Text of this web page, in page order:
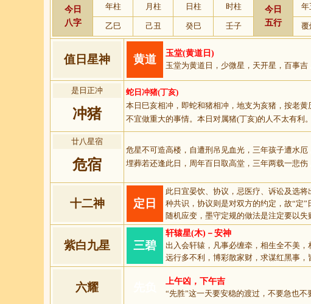
今日
八字
年柱 月柱 日柱 时柱
今日
五行
年
乙巳 己丑 癸巳 壬子 覆
值日星神 黄道
玉堂(黄道日)
玉堂为黄道日，少微星，天开星，百事吉
是日正冲
冲猪
蛇日冲猪(丁亥)
本日巳亥相冲，即蛇和猪相冲，地支为亥猪，按老黄
不宜做重大的事情。本日对属猪(丁亥)的人不太有利
廿八星宿
危宿
危星不可造高楼，自遭刑吊见血光，三年孩子遭水厄
埋葬若还逢此日，周年百日取高堂，三年两载一悲伤
十二神 定日
此日宜晏饮、协议，忌医疗、诉讼及选
种共识，协议则是对双方的约定，故“定
随机应变，墨守定规的做法是注定要以失
紫白九星 三碧
轩辕星(木)－安神
出入会轩辕，凡事必缠牵，相生全不美
远行多不利，博彩散家财，求谋红黑事，
六耀
上午凶，下午吉
“先胜”这一天要安稳的渡过，不要急也不